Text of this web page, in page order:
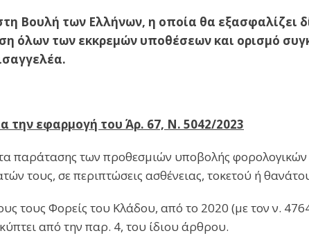
Βουλή των Ελλήνων, η οποία θα εξασφαλίζει
όλων των εκκρεμών υποθέσεων και ορισμό
την εφαρμογή του Άρ. 67, Ν. 5042/2023
παράτασης των προθεσμιών υποβολής
τους, σε περιπτώσεις ασθένειας, τοκετού ή
τους Φορείς του Κλάδου, από το 2020 (με τον ν.
από την παρ. 4, του ίδιου άρθρου.